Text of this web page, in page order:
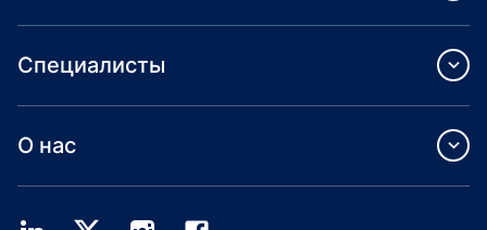
Специалисты
О нас